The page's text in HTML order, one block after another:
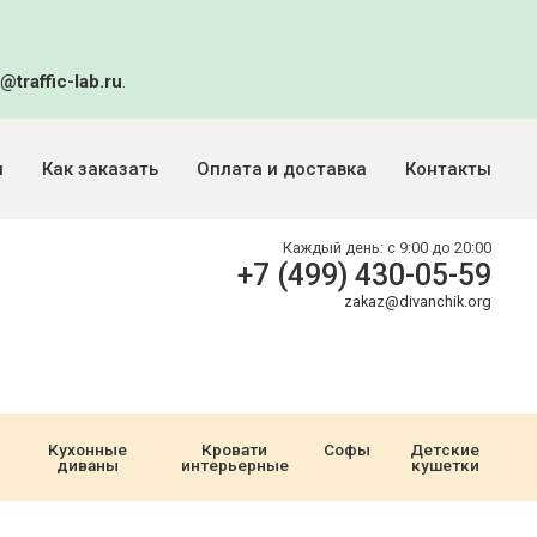
lab.ru.
Как заказать Оплата и доставка Контакты
Каждый день: с 9:00 до 20:00
+7 (499) 430-05-59
zakaz@divanchik.org
Кухонные
диваны
Кровати
интерьерные
Софы
Детские
кушетки